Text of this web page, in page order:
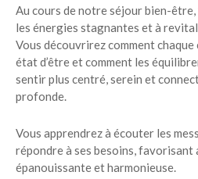
Au cours de notre séjour bien-
les énergies stagnantes et à
Vous découvrirez comment
état d’être et comment les
sentir plus centré, serein et
profonde.
Vous apprendrez à écouter les
répondre à ses besoins, favorisant
épanouissante et harmonieuse.